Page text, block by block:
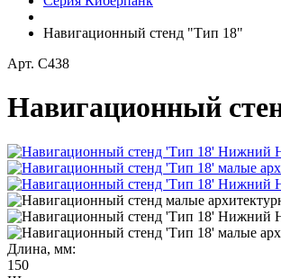
Навигационный стенд "Тип 18"
Арт. С438
Навигационный
Длина, мм:
150